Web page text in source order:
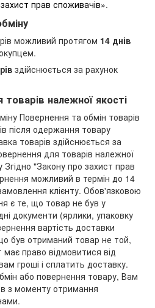
прав споживачів».
можливий протягом 14 днів
здійснюється за рахунок
належної якості
Повернення та обмін товарів
після одержання товару
товарів здійснюється за
для товарів належної
"Закону про захист прав
можливий в термін до 14
клієнту. Обов'язковою
є те, що товар не був у
документи (ярлики, упаковку
вартість доставки
був отриманий товар не той,
право відмовитися від
гроші і сплатить доставку.
або повернення товару, Вам
з моменту отримання